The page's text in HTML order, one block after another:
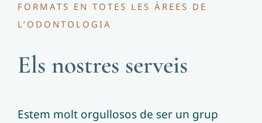
FORMATS EN TOTES LES ÀREES DE
L’ODONTOLOGIA
Els nostres serveis
Estem molt orgullosos de ser un grup